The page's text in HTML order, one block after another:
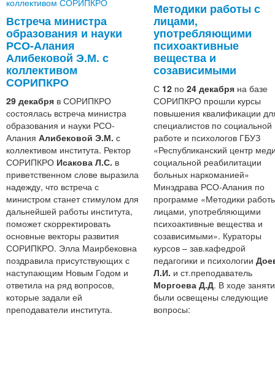
Встреча министра
образования и науки
РСО-Алания
Алибековой Э.М. с
коллективом
СОРИПКРО
29 декабря в СОРИПКРО
состоялась встреча министра
образования и науки РСО-
Алания Алибековой Э.М. с
коллективом института. Ректор
СОРИПКРО Исакова Л.С. в
приветственном слове выразила
надежду, что встреча с
министром станет стимулом для
дальнейшей работы института,
поможет скорректировать
основные векторы развития
СОРИПКРО. Элла Маирбековна
поздравила присутствующих с
наступающим Новым Годом и
ответила на ряд вопросов,
которые задали ей
преподаватели института.
Методики работы с
лицами,
употребляющими
психоактивные
вещества и
созависимыми
С 12 по 24 декабря на базе
СОРИПКРО прошли курсы
повышения квалификации
специалистов по социальной
работе и психологов ГБУЗ
«Республиканский центр
социальной реабилитации
больных наркоманией»
Минздрава РСО-Алания по
программе «Методики
лицами, употребляющими
психоактивные вещества и
созависимыми». Кураторы
курсов – зав.кафедрой
педагогики и психологии
Л.И. и ст.преподаватель
Моргоева Д.Д. В ходе
были освещены следующие
вопросы: